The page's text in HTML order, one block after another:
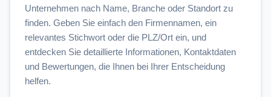
Unternehmen nach Name, Branche oder Standort zu
finden. Geben Sie einfach den Firmennamen, ein
relevantes Stichwort oder die PLZ/Ort ein, und
entdecken Sie detaillierte Informationen, Kontaktdaten
und Bewertungen, die Ihnen bei Ihrer Entscheidung
helfen.